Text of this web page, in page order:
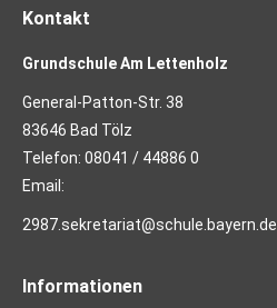
Kontakt
Grundschule Am Lettenholz
General-Patton-Str. 38
83646 Bad Tölz
Telefon: 08041 / 44886 0
Email:
2987.sekretariat@schule.bayern.de
Informationen